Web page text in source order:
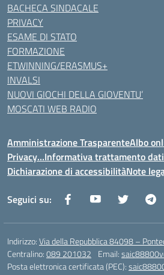
BACHECA SINDACALE
PRIVACY
ESAME DI STATO
FORMAZIONE
ETWINNING/ERASMUS+
INVALSI
NUOVI GIOCHI DELLA GIOVENTU’
MOSCATI WEB RADIO
Amministrazione TrasparenteAlbo
Privacy…Informativa trattamento
Dichiarazione di accessibilitàNote
Seguici su:
Indirizzo:Via della Repubblica 84098 –
Centralino:089 201032 Email:
Posta elettronica certificata (PEC):